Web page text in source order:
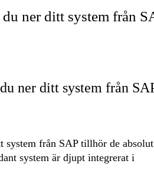
ner ditt system från
ner ditt system från
system från SAP tillhör de
system är djupt integrerat i